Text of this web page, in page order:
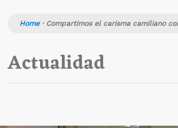
Home· Compartimos el carisma camiliano
Actualidad